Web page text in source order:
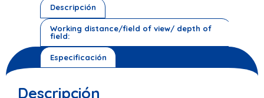
Descripción
Working distance/field of view/ depth of
field:
Especificación
Descripción